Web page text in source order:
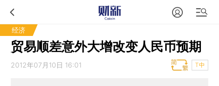
经济
贸易顺差意外大增改变人民币预期
2012年07月10日 16:01 T中